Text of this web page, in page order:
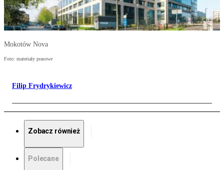
Mokotów Nova
Foto: materiały prasowe
Filip Frydrykiewicz
Zobacz również
Polecane